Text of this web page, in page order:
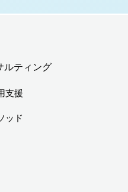
ルティング
支援
ッド